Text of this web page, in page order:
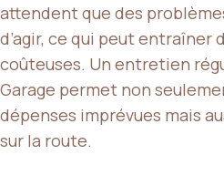
attendent que des
d’agir, ce qui peut entraîner
coûteuses. Un entretien
Garage permet non
dépenses imprévues mais
sur la route.